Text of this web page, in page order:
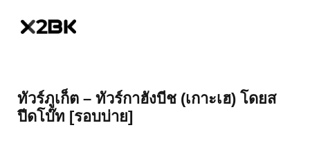
ทัวร์ภูเก็ต – ทัวร์กาฮังบีช (เกาะเฮ) โดยส
ปีดโบ๊ท [รอบบ่าย]